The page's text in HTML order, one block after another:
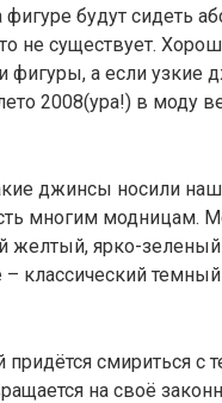
будут сидеть
не существует.
фигуры, а если узкие
2008(ура!) в моду
джинсы носили
многим модницам.
желтый, ярко-
классический
смириться с
на своё